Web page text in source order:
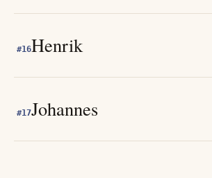
#16Henrik
#17Johannes